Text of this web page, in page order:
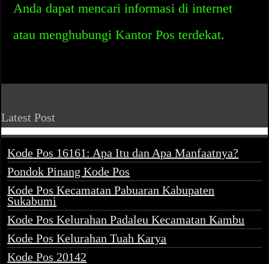
Anda dapat mencari informasi di internet
atau menghubungi Kantor Pos terdekat.
Latest Post
Kode Pos 16161: Apa Itu dan Apa Manfaatnya?
Pondok Pinang Kode Pos
Kode Pos Kecamatan Pabuaran Kabupaten
Sukabumi
Kode Pos Kelurahan Padaleu Kecamatan Kambu
Kode Pos Kelurahan Tuah Karya
Kode Pos 20142